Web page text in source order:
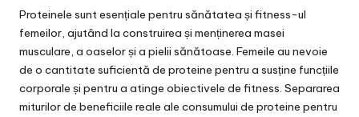
Proteinele sunt esențiale pentru sănătatea și fitness-ul
femeilor, ajutând la construirea și menținerea masei
musculare, a oaselor și a pielii sănătoase. Femeile au nevoie
de o cantitate suficientă de proteine pentru a susține funcțiile
corporale și pentru a atinge obiectivele de fitness. Separarea
miturilor de beneficiile reale ale consumului de proteine pentru